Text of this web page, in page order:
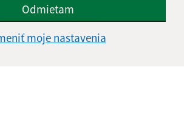
Odmietam
moje nastavenia
Vyhlásenie o prístupnosti
osobných údajov